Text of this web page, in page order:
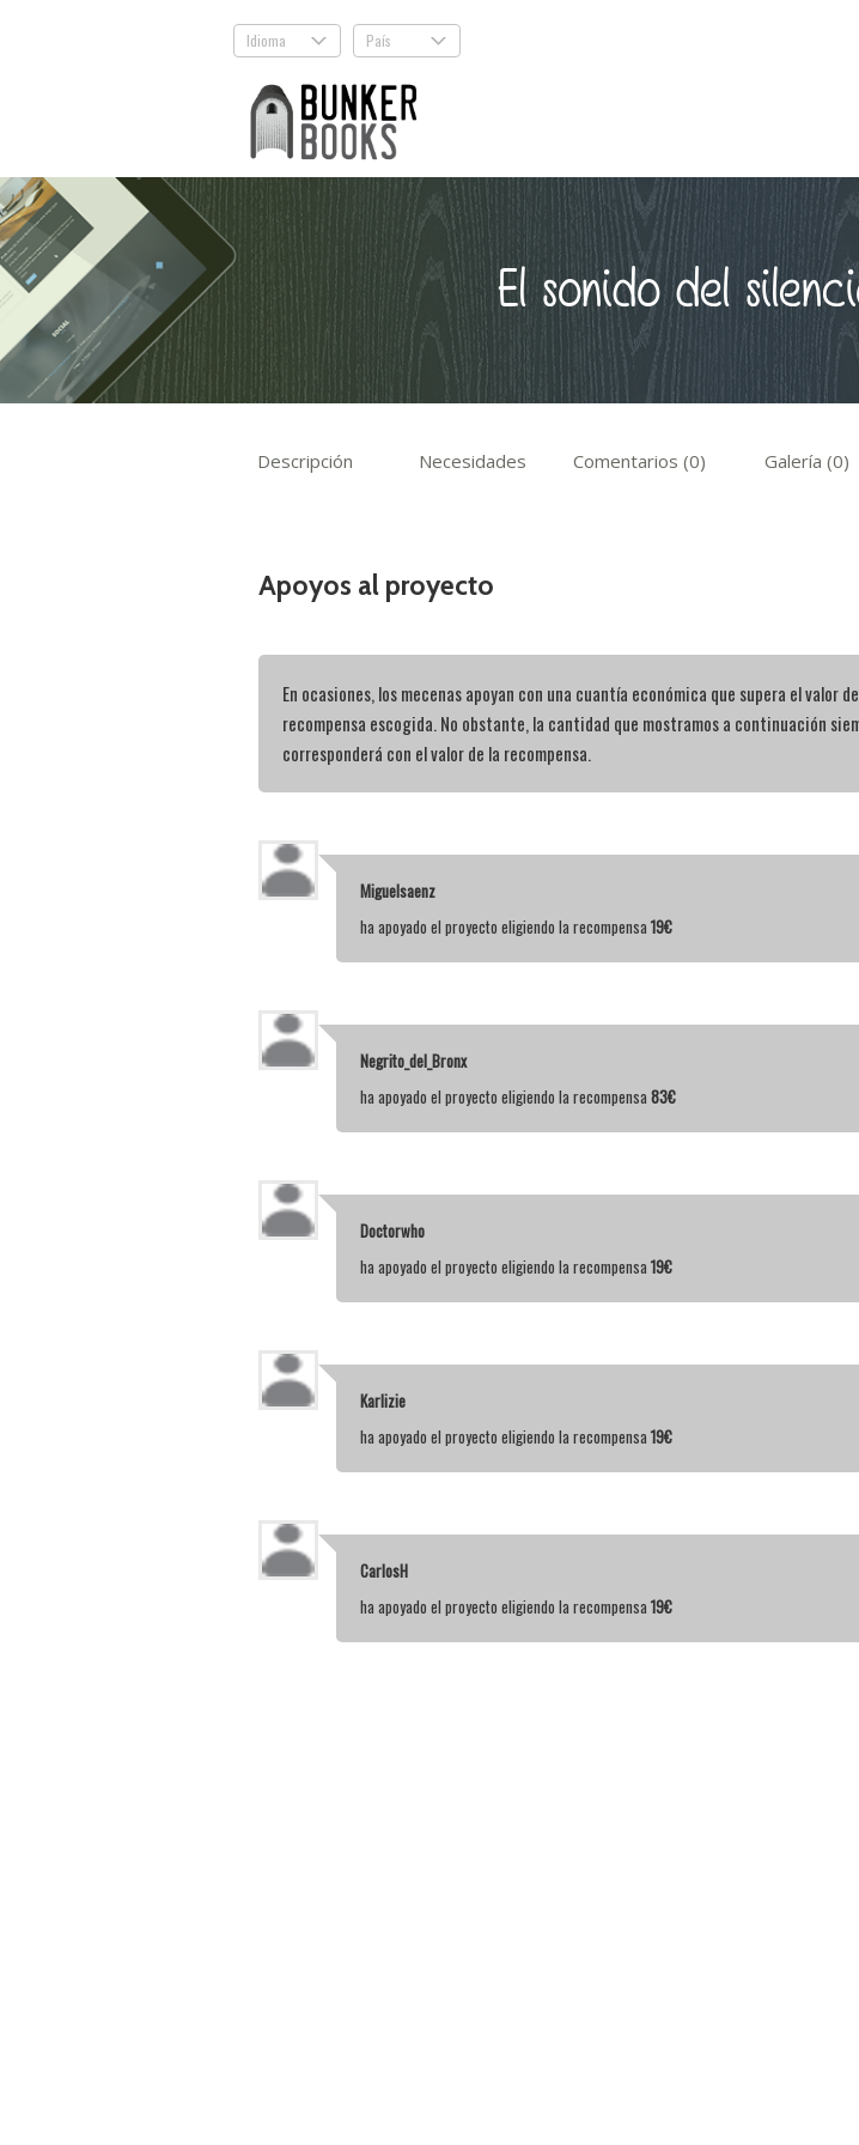
Idioma . País .
El sonido del
Descripción Necesidades Comentarios (0) Galería (0)
Apoyos al proyecto
En ocasiones, los mecenas apoyan con una cuantía económica que supera el valor
recompensa escogida. No obstante, la cantidad que mostramos a continuación
corresponderá con el valor de la recompensa.
Miguelsaenz
ha apoyado el proyecto eligiendo la recompensa 19€
Negrito_del_Bronx
ha apoyado el proyecto eligiendo la recompensa 83€
Doctorwho
ha apoyado el proyecto eligiendo la recompensa 19€
Karlizie
ha apoyado el proyecto eligiendo la recompensa 19€
CarlosH
ha apoyado el proyecto eligiendo la recompensa 19€